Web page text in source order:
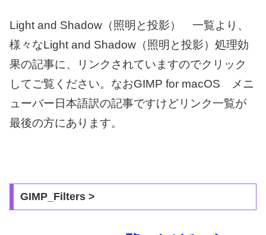
Light and Shadow（照明と投影） 一覧より、
様々なLight and Shadow（照明と投影）処理効
果の記事に、リンクされていますのでクリック
してご覧ください。なおGIMP for macOS メニ
ューバー日本語訳の記事ですけどリンク一覧が
最後の方にあります。
GIMP_Filters >